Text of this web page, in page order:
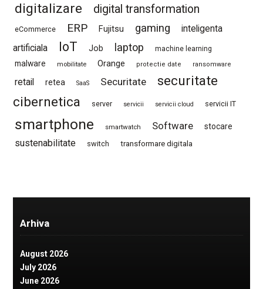
digitalizare digital transformation
eCommerce ERP Fujitsu gaming
inteligenta
artificiala
IoT Job laptop machine learning
malware mobilitate Orange protectie date ransomware
retail retea SaaS Securitate
securitate
cibernetica
server servicii servicii cloud servicii IT
smartphone smartwatch Software stocare
sustenabilitate switch transformare digitala
Arhiva
August 2026
July 2026
June 2026